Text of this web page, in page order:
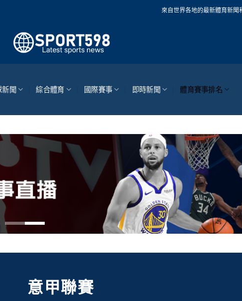
來自世界各地的最新體育新聞和現場體育報導，
新聞 綜合體育 國際賽事 即時新聞 體育賽事排名
意甲聯賽